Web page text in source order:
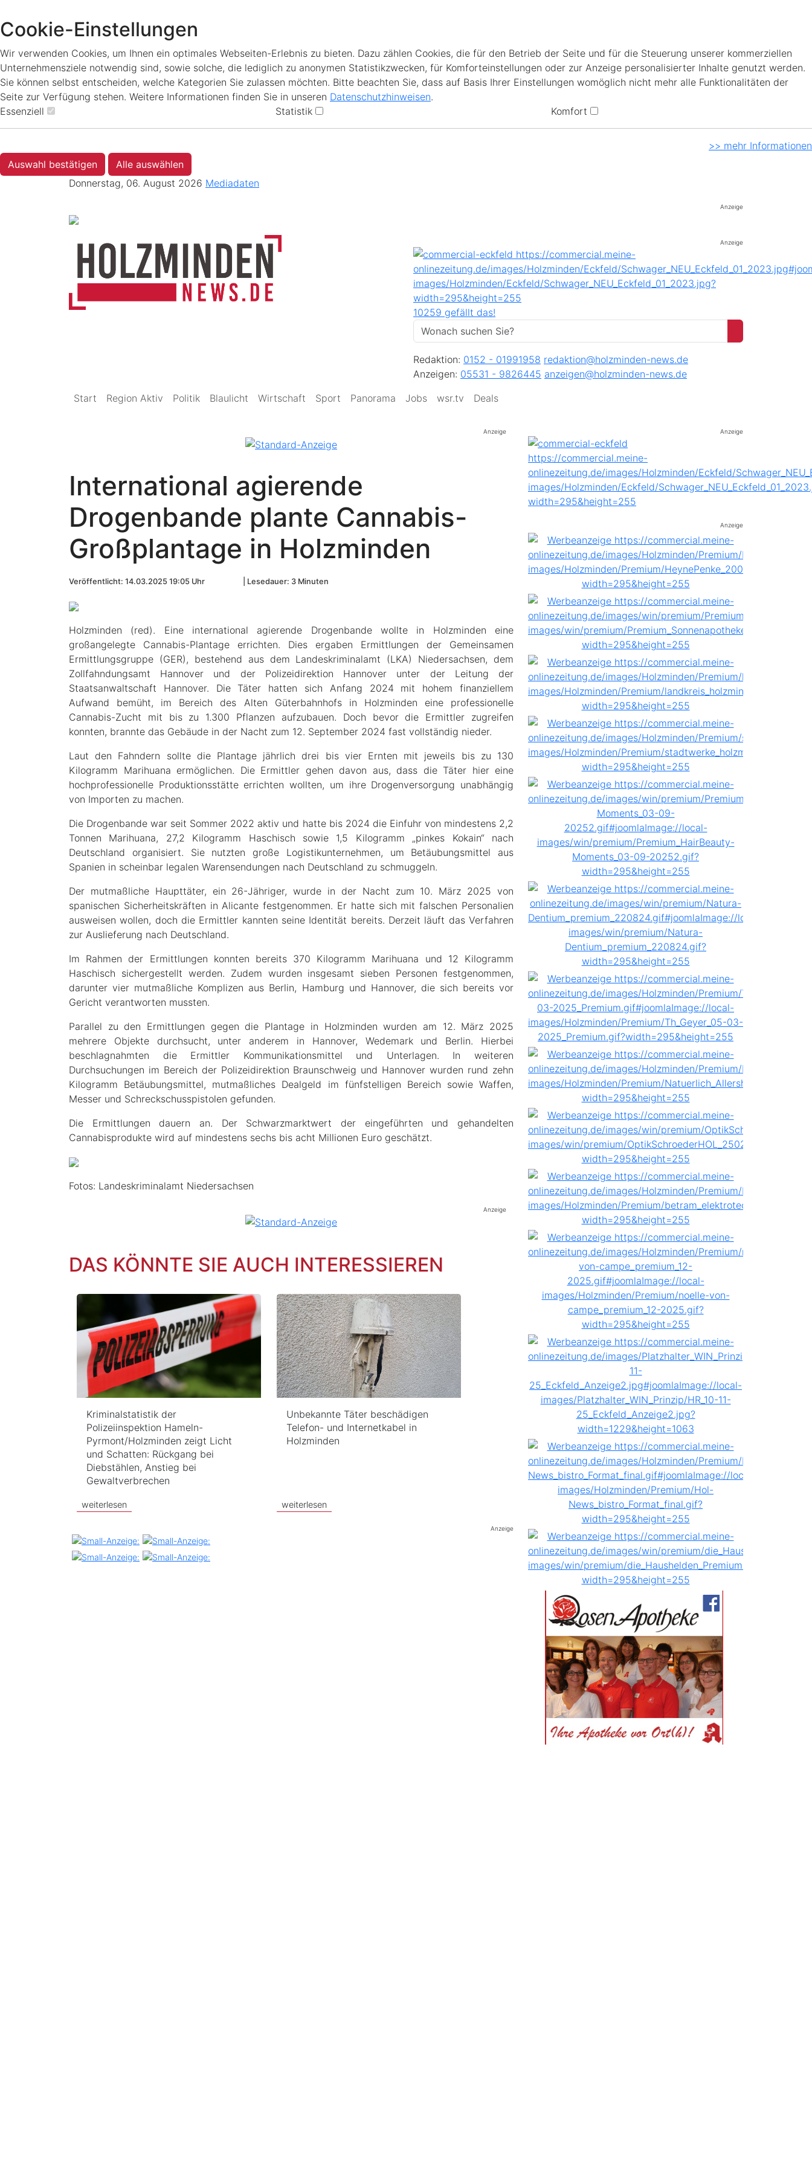
Cookie-Einstellungen
Wir verwenden Cookies, um Ihnen ein optimales Webseiten-Erlebnis zu bieten. Dazu zählen Cookies, die für den Betrieb der Seite und für die Steuerung unserer kommerziellen
Unternehmensziele notwendig sind, sowie solche, die lediglich zu anonymen Statistikzwecken, für Komforteinstellungen oder zur Anzeige personalisierter Inhalte genutzt werden.
Sie können selbst entscheiden, welche Kategorien Sie zulassen möchten. Bitte beachten Sie, dass auf Basis Ihrer Einstellungen womöglich nicht mehr alle Funktionalitäten der
Seite zur Verfügung stehen. Weitere Informationen finden Sie in unseren Datenschutzhinweisen.
Essenziell
Statistik Komfort
>> mehr Informationen
Auswahl bestätigen
Alle auswählen
Donnerstag, 06. August 2026 Mediadaten
Anzeige
Anzeige
10259 gefällt das!
Redaktion: 0152 - 01991958 redaktion@holzminden-news.de
Anzeigen: 05531 - 9826445 anzeigen@holzminden-news.de
Start
Region Aktiv Politik Blaulicht Wirtschaft Sport Panorama Jobs wsr.tv Deals
Anzeige
International agierende
Drogenbande plante Cannabis-
Großplantage in Holzminden
Veröffentlicht: 14.03.2025 19:05 Uhr Lesedauer: 3 Minuten
Holzminden (red). Eine international agierende Drogenbande wollte in Holzminden eine
großangelegte Cannabis-Plantage errichten. Dies ergaben Ermittlungen der Gemeinsamen
Ermittlungsgruppe (GER), bestehend aus dem Landeskriminalamt (LKA) Niedersachsen, dem
Zollfahndungsamt Hannover und der Polizeidirektion Hannover unter der Leitung der
Staatsanwaltschaft Hannover. Die Täter hatten sich Anfang 2024 mit hohem finanziellem
Aufwand bemüht, im Bereich des Alten Güterbahnhofs in Holzminden eine professionelle
Cannabis-Zucht mit bis zu 1.300 Pflanzen aufzubauen. Doch bevor die Ermittler zugreifen
konnten, brannte das Gebäude in der Nacht zum 12. September 2024 fast vollständig nieder.
Laut den Fahndern sollte die Plantage jährlich drei bis vier Ernten mit jeweils bis zu 130
Kilogramm Marihuana ermöglichen. Die Ermittler gehen davon aus, dass die Täter hier eine
hochprofessionelle Produktionsstätte errichten wollten, um ihre Drogenversorgung unabhängig
von Importen zu machen.
Die Drogenbande war seit Sommer 2022 aktiv und hatte bis 2024 die Einfuhr von mindestens 2,2
Tonnen Marihuana, 27,2 Kilogramm Haschisch sowie 1,5 Kilogramm „pinkes Kokain“ nach
Deutschland organisiert. Sie nutzten große Logistikunternehmen, um Betäubungsmittel aus
Spanien in scheinbar legalen Warensendungen nach Deutschland zu schmuggeln.
Der mutmaßliche Haupttäter, ein 26-Jähriger, wurde in der Nacht zum 10. März 2025 von
spanischen Sicherheitskräften in Alicante festgenommen. Er hatte sich mit falschen Personalien
ausweisen wollen, doch die Ermittler kannten seine Identität bereits. Derzeit läuft das Verfahren
zur Auslieferung nach Deutschland.
Im Rahmen der Ermittlungen konnten bereits 370 Kilogramm Marihuana und 12 Kilogramm
Haschisch sichergestellt werden. Zudem wurden insgesamt sieben Personen festgenommen,
darunter vier mutmaßliche Komplizen aus Berlin, Hamburg und Hannover, die sich bereits vor
Gericht verantworten mussten.
Parallel zu den Ermittlungen gegen die Plantage in Holzminden wurden am 12. März 2025
mehrere Objekte durchsucht, unter anderem in Hannover, Wedemark und Berlin. Hierbei
beschlagnahmten die Ermittler Kommunikationsmittel und Unterlagen. In weiteren
Durchsuchungen im Bereich der Polizeidirektion Braunschweig und Hannover wurden rund zehn
Kilogramm Betäubungsmittel, mutmaßliches Dealgeld im fünfstelligen Bereich sowie Waffen,
Messer und Schreckschusspistolen gefunden.
Die Ermittlungen dauern an. Der Schwarzmarktwert der eingeführten und gehandelten
Cannabisprodukte wird auf mindestens sechs bis acht Millionen Euro geschätzt.
Fotos: Landeskriminalamt Niedersachsen
Anzeige
DAS KÖNNTE SIE AUCH INTERESSIEREN
Kriminalstatistik der
Polizeiinspektion Hameln-
Pyrmont/Holzminden zeigt Licht
und Schatten: Rückgang bei
Diebstählen, Anstieg bei
Gewaltverbrechen
weiterlesen
Unbekannte Täter beschädigen
Telefon- und Internetkabel in
Holzminden
weiterlesen
Anzeige
Anzeige
Anzeige